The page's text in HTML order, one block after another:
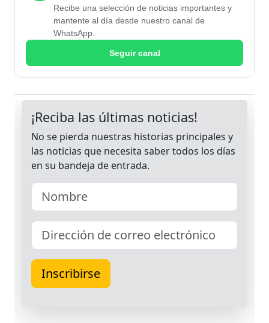
Recibe una selección de noticias importantes y
mantente al día desde nuestro canal de
WhatsApp.
Seguir canal